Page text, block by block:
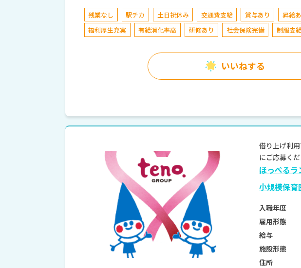
残業なし 駅チカ 土日祝休み 交通費支給 賞与あり 昇給
福利厚生充実
有給消化率高 研修あり 社会保険完備 制服支
いいねする
借り上げ利
にご応募く
ほっぺるラ
小規模保育
入職年度
雇用形態
給与
施設形態
住所